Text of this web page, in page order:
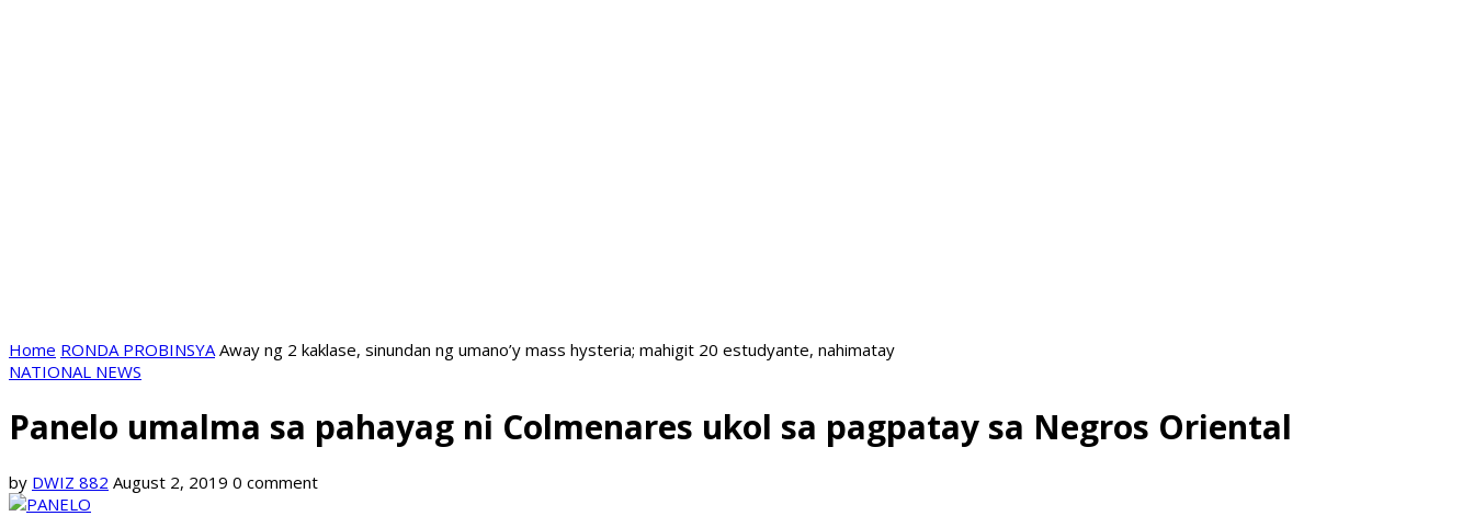
Home RONDA PROBINSYA Away ng 2 kaklase, sinundan ng umano’y mass hysteria; mahigit 20 estudyante, nahimatay
NATIONAL NEWS
Panelo umalma sa pahayag ni Colmenares ukol sa pagpatay sa Negros Oriental
by DWIZ 882 August 2, 2019 0 comment